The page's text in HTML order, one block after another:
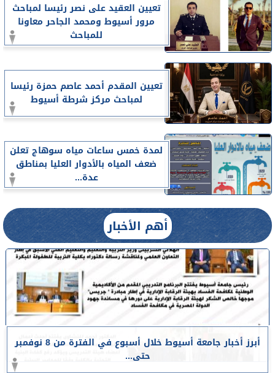
تعيين العقيد على نصر رئيسا لمباحث
مرور أسيوط ومحمد الجاحر معاونا
للمباحث
تعيين المقدم أحمد عاصم حمزة رئيسا
لمباحث مركز شرطة أسيوط
لمدة خمس ساعات مياه سوهاج تعلن
ضعف المياه بالأدوار العليا بمناطق
عدة...
أهم الأخبار
أبرز أخبار جامعة أسيوط خلال أسبوع في الفترة من 8 نوفمبر
حتى...